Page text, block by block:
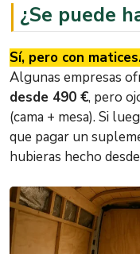
¿Se puede
Sí, pero con
Algunas empresas
desde 490 €, pero
(cama + mesa). Si
que pagar un
hubieras hecho